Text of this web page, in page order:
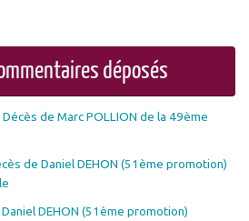
déposés
Décès de Marc POLLION de la 49ème
de Daniel DEHON (51ème promotion)
DEHON (51ème promotion)